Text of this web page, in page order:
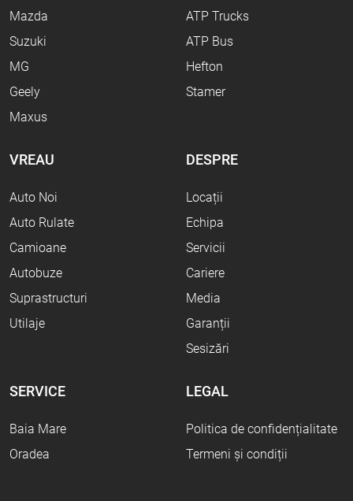
Mazda
Suzuki
MG
Geely
Maxus
ATP Trucks
ATP Bus
Hefton
Stamer
VREAU
Auto Noi
Auto Rulate
Camioane
Autobuze
Suprastructuri
Utilaje
DESPRE
Locații
Echipa
Servicii
Cariere
Media
Garanții
Sesizări
SERVICE
Baia Mare
Oradea
LEGAL
Politica de confidențialitate
Termeni și condiții